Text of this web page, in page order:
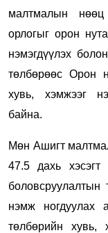
малтмалын нөөц
орлогыг орон
нэмэгдүүлэх
төлбөрөөс Орон
хувь, хэмжээг
байна.
Мөн Ашигт
47.5 дахь хэсэгт
боловсруулалтын
нэмж ногдуулах
төлбөрийн хувь,